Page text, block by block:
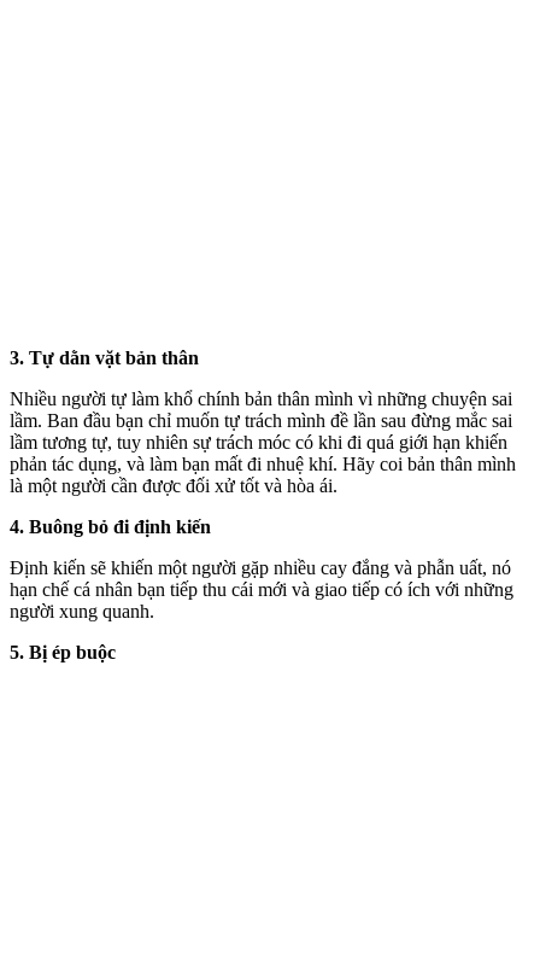
3. Tự dằn vặt bản thân
Nhiều người tự làm khổ chính bản thân mình vì những chuyện sai
lầm. Ban đầu bạn chỉ muốn tự trách mình đề lần sau đừng mắc sai
lầm tương tự, tuy nhiên sự trách móc có khi đi quá giới hạn khiến
phản tác dụng, và làm bạn mất đi nhuệ khí. Hãy coi bản thân mình
là một người cần được đối xử tốt và hòa ái.
4. Buông bỏ đi định kiến
Định kiến sẽ khiến một người gặp nhiều cay đắng và phẫn uất, nó
hạn chế cá nhân bạn tiếp thu cái mới và giao tiếp có ích với những
người xung quanh.
5. Bị ép buộc